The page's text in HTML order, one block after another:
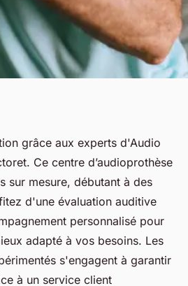
audition chez
à saint-
min de lecture
grâce aux experts d'Audio
Ce centre d’audioprothèse
sur mesure, débutant à des
d'une évaluation auditive
personnalisé pour
adapté à vos besoins. Les
s'engagent à garantir
à un service client